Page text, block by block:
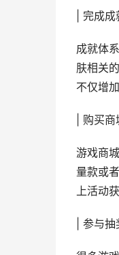
| 完成成
成就体
肤相关
不仅增
| 购买
游戏商
量款或
上活动
| 参与抽